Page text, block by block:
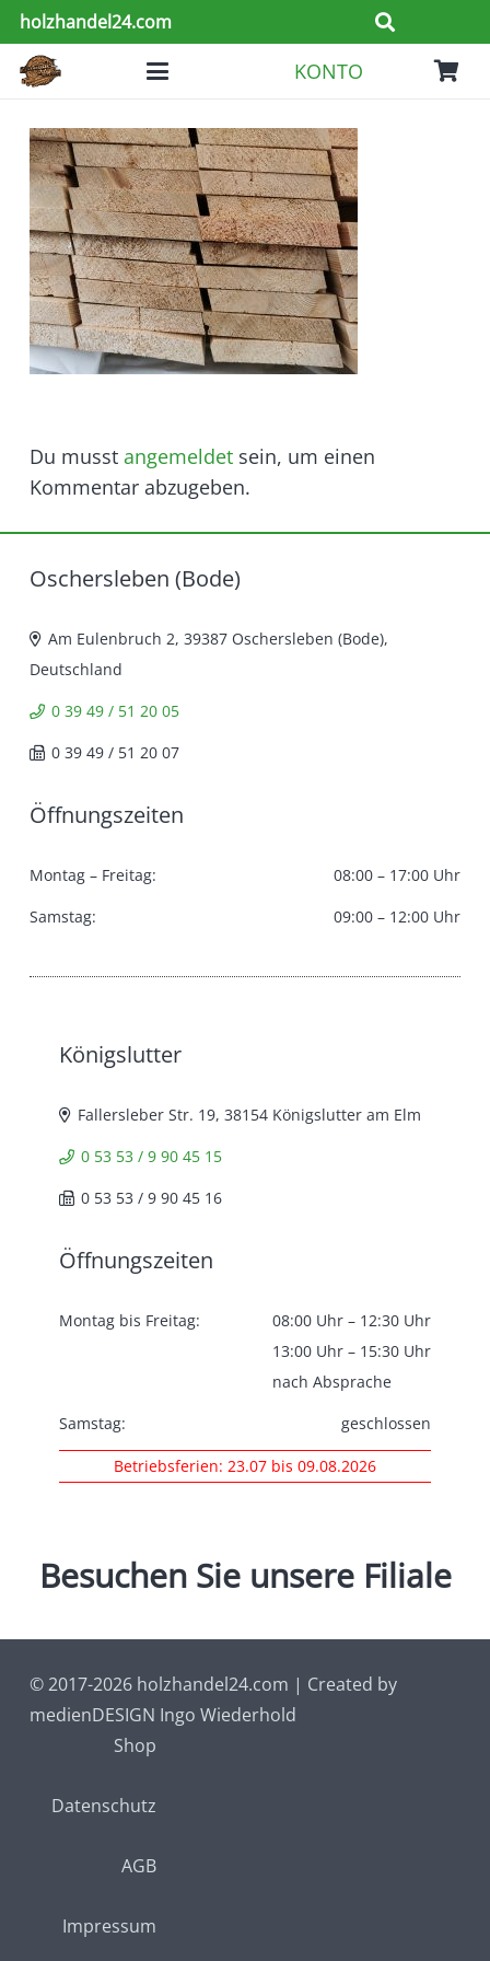
holzhandel24.com
KONTO
Du musst angemeldet sein, um einen
Kommentar abzugeben.
Oschersleben (Bode)
Am Eulenbruch 2, 39387 Oschersleben (Bode),
Deutschland
0 39 49 / 51 20 05
0 39 49 / 51 20 07
Öffnungszeiten
Montag – Freitag:
08:00 – 17:00 Uhr
Samstag:
09:00 – 12:00 Uhr
Königslutter
Fallersleber Str. 19, 38154 Königslutter am Elm
0 53 53 / 9 90 45 15
0 53 53 / 9 90 45 16
Öffnungszeiten
Montag bis Freitag:
08:00 Uhr – 12:30 Uhr
13:00 Uhr – 15:30 Uhr
nach Absprache
Samstag:
geschlossen
Betriebsferien: 23.07 bis 09.08.2026
Besuchen Sie unsere Filiale
© 2017-2026 holzhandel24.com | Created by
medienDESIGN Ingo Wiederhold
Shop
Datenschutz
AGB
Impressum